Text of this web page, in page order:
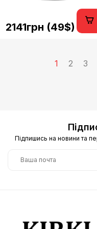
2141грн (49$)
1 2 3
Підпишись на новини та